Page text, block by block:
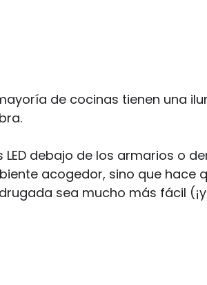
de cocinas tienen una
LED debajo de los armarios o
acogedor, sino que hace
sea mucho más fácil